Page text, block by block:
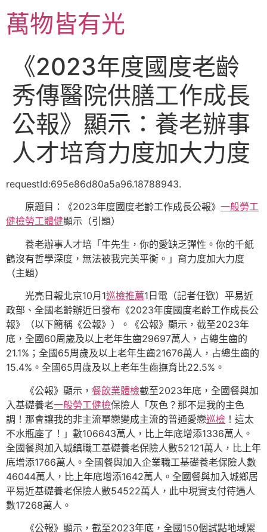
主萬物皆有光
《2023年度國度老齡
秀傳醫院供膳工作成長
公報》顯示：養老辦事
人才培育力度加大力度
requestId:695e86d80a5a96.18788943.
原題目：《2023年度國度老齡工作成長公報》 一般勞工
健檢勞工體健顯示（引題）
養老辦事人才培「牛先生，你的愛缺乏彈性。你的千紙
鶴沒有哲學深度，無法被我完美平衡。」育力度加大力度
（主題）
光亮日報北京10月1巡檢推薦1日電（記者任歡）平易近
政部、全國老齡辦近日發布《2023年度國度老齡工作成長公
報》（以下簡稱《公報》）。《公報》顯示，截至2023年
底，全國60周歲及以上老年生齒29697萬人，占總生齒的
21.1%；全國65周歲及以上老年生齒21676萬人，占總生齒的
15.4%。全國65周歲及以上老年生齒撫育比22.5%。
《公報》顯示， 餐飲業體檢截至2023年底，全國餐與加
入基礎養老一般勞工健檢保險人「灰色？那不是我的主色
調！那會讓我的非主流單戀變成主流的普通愛戀巡檢 ！這太
不水瓶座了！」數106643萬人，比上年底增添1336萬人。
全國餐與加入城鎮職工基礎養老保險人數52121萬人，比上年
底增添1766萬人。全國餐與加入企業職工基礎養老保險人數
46044萬人，比上年底增添1642萬人。全國餐與加入城鄉居
平易近基礎養老保險人數54522萬人，此中現實支付待遇人
數17268萬人。
《公報》顯示，截至2023年底，全國150個試點地域累